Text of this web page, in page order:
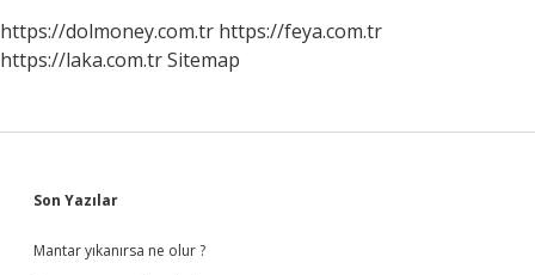
https://dolmoney.com.tr https://feya.com.tr
https://laka.com.trSitemap
Sidebar
Son Yazılar
Mantar yıkanırsa ne olur ?